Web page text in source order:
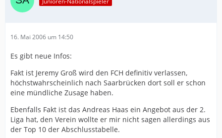
16. Mai 2006 um 14:50
Es gibt neue Infos:
Fakt ist Jeremy Groß wird den FCH definitiv verlassen,
höchstwahrscheinlich nach Saarbrücken dort soll er schon
eine mündliche Zusage haben.
Ebenfalls Fakt ist das Andreas Haas ein Angebot aus der 2.
Liga hat, den Verein wollte er mir nicht sagen allerdings aus
der Top 10 der Abschlusstabelle.